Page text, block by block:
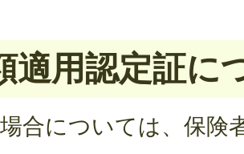
適用認定証に
合については、保険